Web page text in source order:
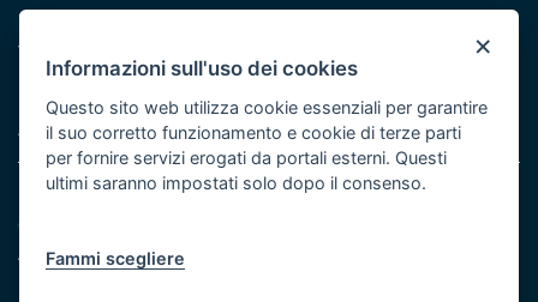
Protezione civile
Vai al sito di Protezione Civile Puglia
Iniziativa finanziata con risorse del POR Puglia 2014/2020 -
Asse XI
Note legali
Cookie e privacy
Atti di notifica
×
Informazioni sull'uso dei cookies
Questo sito web utilizza cookie essenziali per garantire
il suo corretto funzionamento e cookie di terze parti
per fornire servizi erogati da portali esterni. Questi
ultimi saranno impostati solo dopo il consenso.
Fammi scegliere